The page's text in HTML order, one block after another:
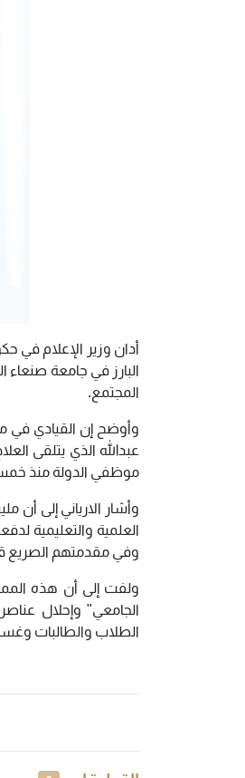
أدان وزير الإعلام في
البارز في جامعة
المجتمع.
وأوضح إن القيادي في
عبدالله الذي يتلقى
موظفي الدولة منذ
وأشار الارياني إلى أن
العلمية والتعليمية
وفي مقدمتهم الصريع
ولفت إلى أن هذه
الجامعي" وإحلال
الطلاب والطالبات